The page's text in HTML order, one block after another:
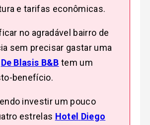
e tarifas econômicas.
no agradável bairro de
sem precisar gastar uma
De Blasis B&B tem um
benefício.
investir um pouco
estrelas Hotel Diego